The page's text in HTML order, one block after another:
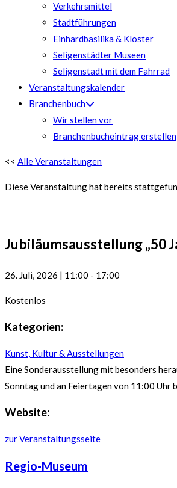
Verkehrsmittel
Stadtführungen
Einhardbasilika & Kloster
Seligenstädter Museen
Seligenstadt mit dem Fahrrad
Veranstaltungskalender
Branchenbuch
Wir stellen vor
Branchenbucheintrag erstellen
<< Alle Veranstaltungen
Diese Veranstaltung hat bereits
Jubiläumsausstellung „50
26. Juli, 2026 | 11:00 - 17:00
Kostenlos
Kategorien:
Kunst, Kultur & Ausstellungen
Eine Sonderausstellung mit besonders
Sonntag und an Feiertagen von 11:00 Uhr
Website:
zur Veranstaltungsseite
Regio-Museum